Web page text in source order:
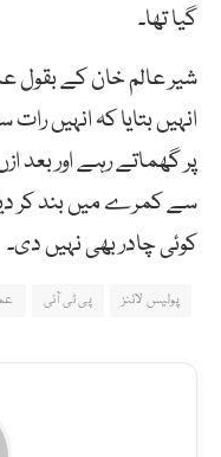
گیا تھا۔
شیر عالم خان کے بقول
انہیں بتایا کہ انہیں
پر گھماتے رہے اور
سے کمرے میں بند کر دیا
کوئی چادر بھی نہیں دی۔
پولیس لائنز پی ٹی آئی